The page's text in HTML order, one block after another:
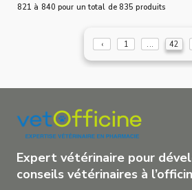
821 à 840 pour un total de 835 produits
‹ 1 ... 42
Expert vétérinaire pour
conseils vétérinaires à